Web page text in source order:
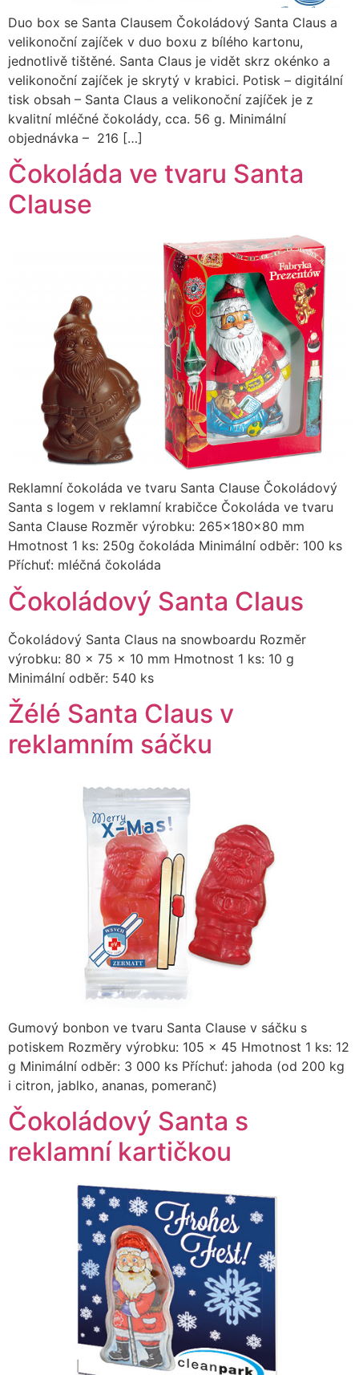
Duo box se Santa Clausem Čokoládový Santa Claus a
velikonoční zajíček v duo boxu z bílého kartonu,
jednotlivě tištěné. Santa Claus je vidět skrz okénko a
velikonoční zajíček je skrytý v krabici. Potisk – digitální
tisk obsah – Santa Claus a velikonoční zajíček je z
kvalitní mléčné čokolády, cca. 56 g. Minimální
objednávka – 216 […]
Čokoláda ve tvaru Santa
Clause
Reklamní čokoláda ve tvaru Santa Clause Čokoládový
Santa s logem v reklamní krabičce Čokoláda ve tvaru
Santa Clause Rozměr výrobku: 265x180x80 mm
Hmotnost 1 ks: 250g čokoláda Minimální odběr: 100 ks
Příchuť: mléčná čokoláda
Čokoládový Santa Claus
Čokoládový Santa Claus na snowboardu Rozměr
výrobku: 80 x 75 x 10 mm Hmotnost 1 ks: 10 g
Minimální odběr: 540 ks
Žélé Santa Claus v
reklamním sáčku
Gumový bonbon ve tvaru Santa Clause v sáčku s
potiskem Rozměry výrobku: 105 x 45 Hmotnost 1 ks: 12
g Minimální odběr: 3 000 ks Příchuť: jahoda (od 200 kg
i citron, jablko, ananas, pomeranč)
Čokoládový Santa s
reklamní kartičkou